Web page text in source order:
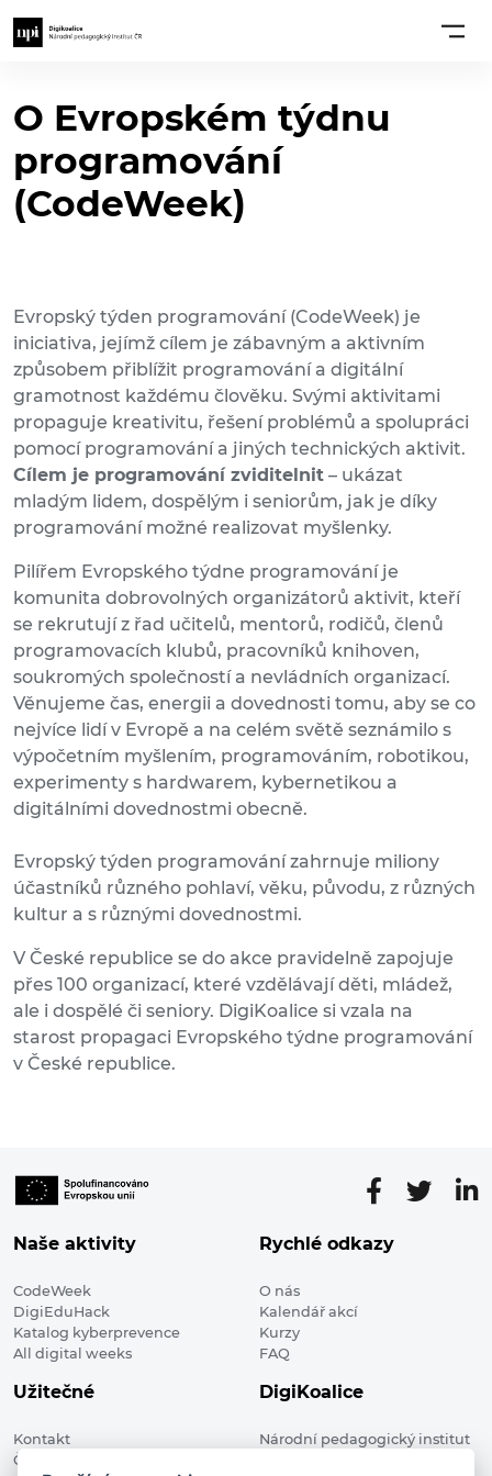
O Evropském týdnu
programování
(CodeWeek)
Evropský týden programování (CodeWeek) je
iniciativa, jejímž cílem je zábavným a aktivním
způsobem přiblížit programování a digitální
gramotnost každému člověku. Svými aktivitami
propaguje kreativitu, řešení problémů a spolupráci
pomocí programování a jiných technických aktivit.
Cílem je programování zviditelnit – ukázat
mladým lidem, dospělým i seniorům, jak je díky
programování možné realizovat myšlenky.
Pilířem Evropského týdne programování je
komunita dobrovolných organizátorů aktivit, kteří
se rekrutují z řad učitelů, mentorů, rodičů, členů
programovacích klubů, pracovníků knihoven,
soukromých společností a nevládních organizací.
Věnujeme čas, energii a dovednosti tomu, aby se co
nejvíce lidí v Evropě a na celém světě seznámilo s
výpočetním myšlením, programováním, robotikou,
experimenty s hardwarem, kybernetikou a
digitálními dovednostmi obecně.
Evropský týden programování zahrnuje miliony
účastníků různého pohlaví, věku, původu, z různých
kultur a s různými dovednostmi.
V České republice se do akce pravidelně zapojuje
přes 100 organizací, které vzdělávají děti, mládež,
ale i dospělé či seniory. DigiKoalice si vzala na
starost propagaci Evropského týdne programování
v České republice.
Naše aktivity
CodeWeek
DigiEduHack
Katalog kyberprevence
All digital weeks
Rychlé odkazy
O nás
Kalendář akcí
Kurzy
FAQ
Užitečné
Kontakt
Členské organizace
DigiKoalice
Národní pedagogický institut